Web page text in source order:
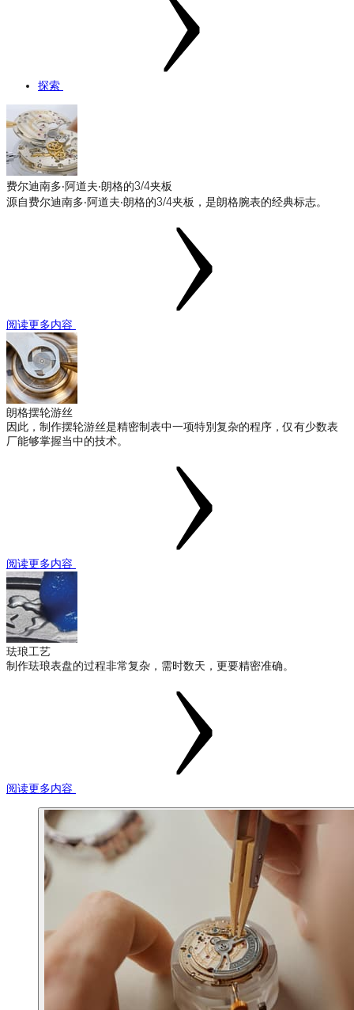
探索
费尔迪南多‧阿道夫‧朗格的3/4夹板
源自费尔迪南多‧阿道夫‧朗格的3/4夹板，是朗格腕表的经典标志。
阅读更多内容
朗格摆轮游丝
因此，制作摆轮游丝是精密制表中一项特別复杂的程序，仅有少数表
厂能够掌握当中的技术。
阅读更多内容
珐琅工艺
制作珐琅表盘的过程非常复杂，需时数天，更要精密准确。
阅读更多内容